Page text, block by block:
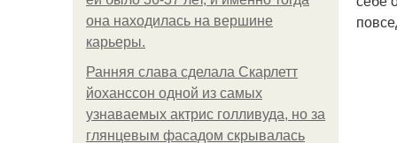
она находилась на вершине
карьеры.
Ранняя слава сделала Скарлетт
йоханссон одной из самых
узнаваемых актрис голливуда, но за
глянцевым фасадом скрывалась